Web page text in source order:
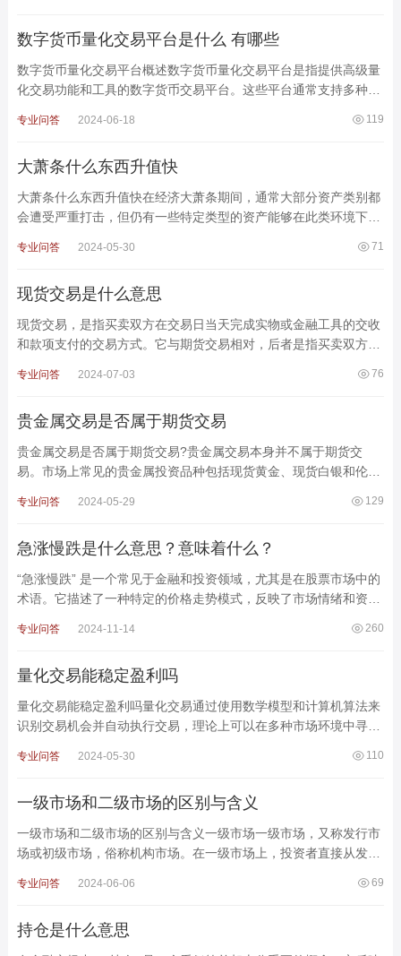
数字货币量化交易平台是什么 有哪些
数字货币量化交易平台概述数字货币量化交易平台是指提供高级量
化交易功能和工具的数字货币交易平台。这些平台通常支持多种数
119
专业问答 2024-06-18
大萧条什么东西升值快
大萧条什么东西升值快在经济大萧条期间，通常大部分资产类别都
会遭受严重打击，但仍有一些特定类型的资产能够在此类环境下升
71
专业问答 2024-05-30
现货交易是什么意思
现货交易，是指买卖双方在交易日当天完成实物或金融工具的交收
和款项支付的交易方式。它与期货交易相对，后者是指买卖双方约
76
专业问答 2024-07-03
贵金属交易是否属于期货交易
贵金属交易是否属于期货交易?贵金属交易本身并不属于期货交
易。市场上常见的贵金属投资品种包括现货黄金、现货白银和伦敦
129
专业问答 2024-05-29
急涨慢跌是什么意思？意味着什么？
“急涨慢跌” 是一个常见于金融和投资领域，尤其是在股票市场中的
术语。它描述了一种特定的价格走势模式，反映了市场情绪和资金
260
专业问答 2024-11-14
量化交易能稳定盈利吗
量化交易能稳定盈利吗量化交易通过使用数学模型和计算机算法来
识别交易机会并自动执行交易，理论上可以在多种市场环境中寻找
110
专业问答 2024-05-30
一级市场和二级市场的区别与含义
一级市场和二级市场的区别与含义一级市场一级市场，又称发行市
场或初级市场，俗称机构市场。在一级市场上，投资者直接从发行
69
专业问答 2024-06-06
持仓是什么意思